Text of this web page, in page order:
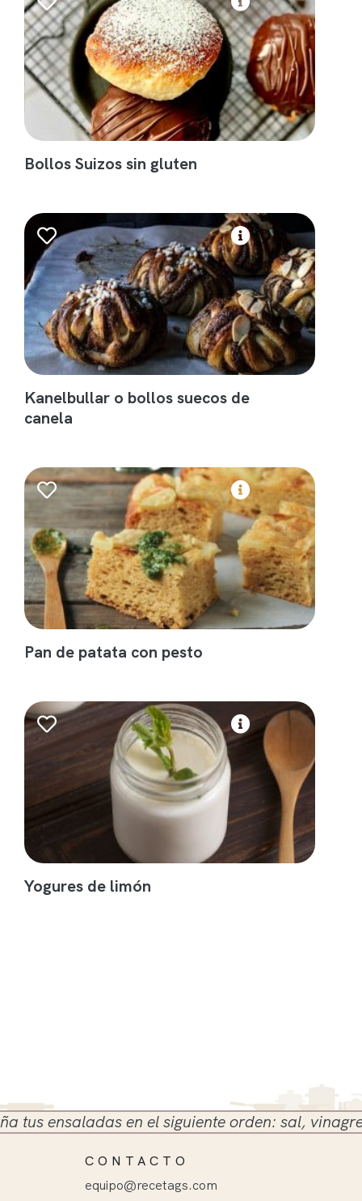
Bollos Suizos sin gluten
Kanelbullar o bollos suecos de
canela
Pan de patata con pesto
Yogures de limón
ensaladas en el siguiente orden: sal, vinagre y
CONTACTO
equipo@recetags.com